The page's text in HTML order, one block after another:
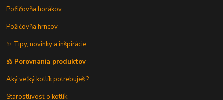
Požičovňa horákov
Požičovňa hrncov
✨ Tipy, novinky a inšpirácie
⚖️ Porovnania produktov
Aký veľký kotlík potrebuješ ?
Starostlivosť o kotlík